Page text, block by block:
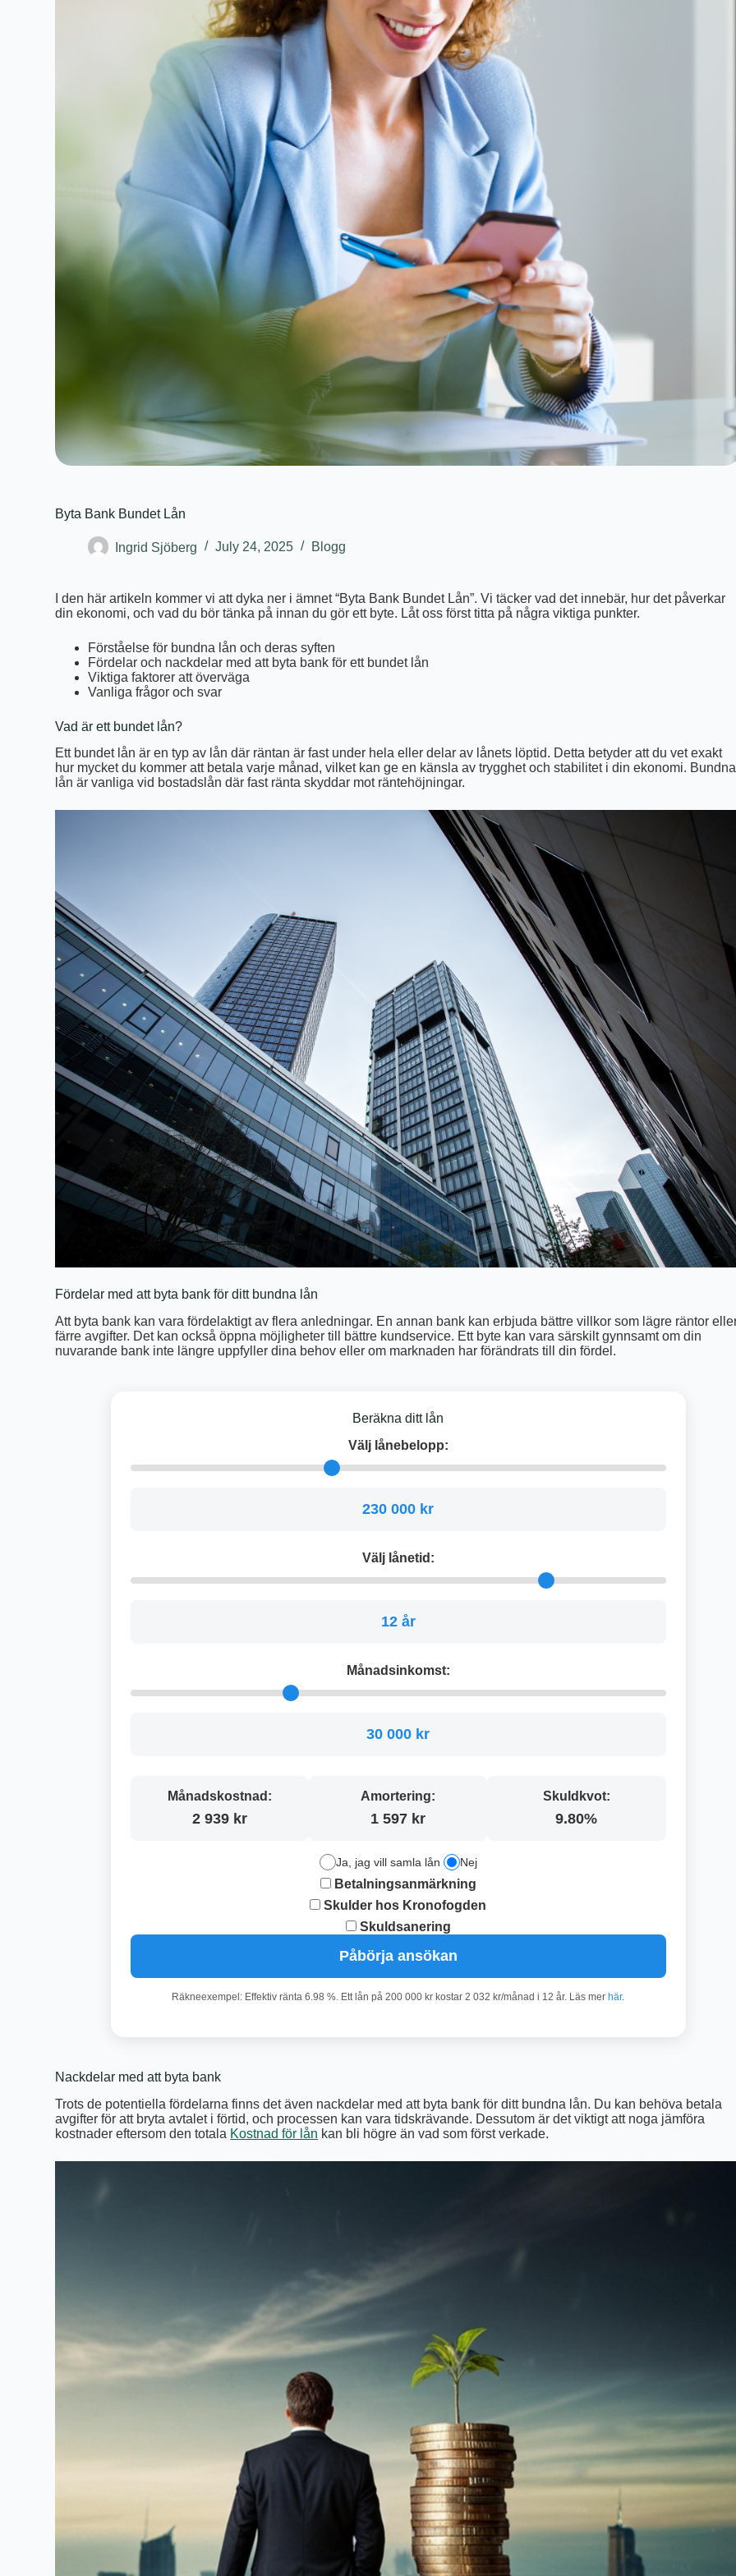
Byta Bank Bundet Lån
Ingrid Sjöberg July 24, 2025 Blogg
I den här artikeln kommer vi att dyka ner i ämnet “Byta Bank Bundet Lån”. Vi täcker vad det innebär, hur det påverkar
din ekonomi, och vad du bör tänka på innan du gör ett byte. Låt oss först titta på några viktiga punkter.
Förståelse för bundna lån och deras syften
Fördelar och nackdelar med att byta bank för ett bundet lån
Viktiga faktorer att överväga
Vanliga frågor och svar
Vad är ett bundet lån?
Ett bundet lån är en typ av lån där räntan är fast under hela eller delar av lånets löptid. Detta betyder att du vet exakt
hur mycket du kommer att betala varje månad, vilket kan ge en känsla av trygghet och stabilitet i din ekonomi. Bundna
lån är vanliga vid bostadslån där fast ränta skyddar mot räntehöjningar.
Fördelar med att byta bank för ditt bundna lån
Att byta bank kan vara fördelaktigt av flera anledningar. En annan bank kan erbjuda bättre villkor som lägre räntor
färre avgifter. Det kan också öppna möjligheter till bättre kundservice. Ett byte kan vara särskilt gynnsamt om din
nuvarande bank inte längre uppfyller dina behov eller om marknaden har förändrats till din fördel.
Beräkna ditt lån
Välj lånebelopp:
230 000 kr
Välj lånetid:
12 år
Månadsinkomst:
30 000 kr
Månadskostnad:
2 939 kr
Amortering:
1 597 kr
Skuldkvot:
9.80%
Ja, jag vill samla lån Nej
Betalningsanmärkning
Skulder hos Kronofogden
Skuldsanering
Påbörja ansökan
Räkneexempel: Effektiv ränta 6.98 %. Ett lån på 200 000 kr kostar 2 032 kr/månad i 12 år. Läs merhär.
Nackdelar med att byta bank
Trots de potentiella fördelarna finns det även nackdelar med att byta bank för ditt bundna lån. Du kan behöva betala
avgifter för att bryta avtalet i förtid, och processen kan vara tidskrävande. Dessutom är det viktigt att noga jämföra
kostnader eftersom den totala Kostnad för lån kan bli högre än vad som först verkade.